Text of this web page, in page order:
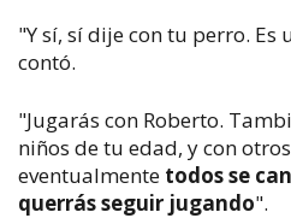
"Y sí, sí dije con tu perro. Es
contó.
"Jugarás con Roberto.
niños de tu edad, y con
eventualmente todos se
querrás seguir jugando".